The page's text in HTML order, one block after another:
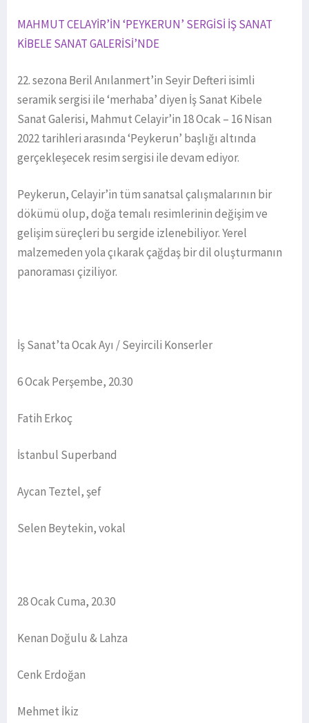
MAHMUT CELAYİR’İN ‘PEYKERUN’ SERGİSİ İŞ SANAT
KİBELE SANAT GALERİSİ’NDE
22. sezona Beril Anılanmert’in Seyir Defteri isimli
seramik sergisi ile ‘merhaba’ diyen İş Sanat Kibele
Sanat Galerisi, Mahmut Celayir’in 18 Ocak – 16 Nisan
2022 tarihleri arasında ‘Peykerun’ başlığı altında
gerçekleşecek resim sergisi ile devam ediyor.
Peykerun, Celayir’in tüm sanatsal çalışmalarının bir
dökümü olup, doğa temalı resimlerinin değişim ve
gelişim süreçleri bu sergide izlenebiliyor. Yerel
malzemeden yola çıkarak çağdaş bir dil oluşturmanın
panoraması çiziliyor.
İş Sanat’ta Ocak Ayı / Seyircili Konserler
6 Ocak Perşembe, 20.30
Fatih Erkoç
İstanbul Superband
Aycan Teztel, şef
Selen Beytekin, vokal
28 Ocak Cuma, 20.30
Kenan Doğulu & Lahza
Cenk Erdoğan
Mehmet İkiz